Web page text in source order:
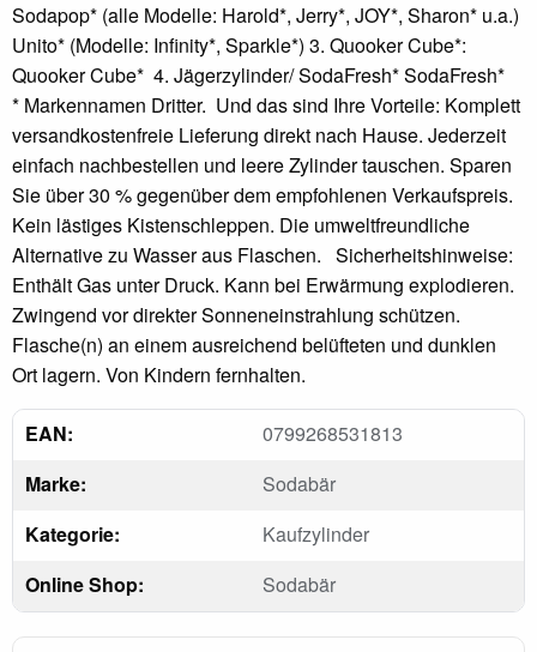
Sodapop* (alle Modelle: Harold*, Jerry*, JOY*, Sharon* u.a.)
Unito* (Modelle: Infinity*, Sparkle*) 3. Quooker Cube*:
Quooker Cube* 4. Jägerzylinder/ SodaFresh* SodaFresh*
* Markennamen Dritter. Und das sind Ihre Vorteile: Komplett
versandkostenfreie Lieferung direkt nach Hause. Jederzeit
einfach nachbestellen und leere Zylinder tauschen. Sparen
Sie über 30 % gegenüber dem empfohlenen Verkaufspreis.
Kein lästiges Kistenschleppen. Die umweltfreundliche
Alternative zu Wasser aus Flaschen. Sicherheitshinweise:
Enthält Gas unter Druck. Kann bei Erwärmung explodieren.
Zwingend vor direkter Sonneneinstrahlung schützen.
Flasche(n) an einem ausreichend belüfteten und dunklen
Ort lagern. Von Kindern fernhalten.
EAN:
0799268531813
Marke:
Sodabär
Kategorie:
Kaufzylinder
Online Shop:
Sodabär